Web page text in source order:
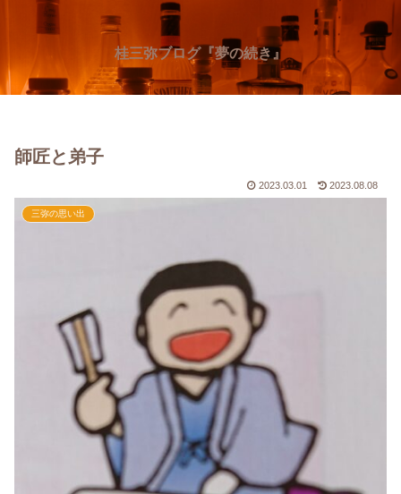
桂三弥ブログ『夢の続き』
師匠と弟子
2023.03.01 2023.08.08
三弥の思い出